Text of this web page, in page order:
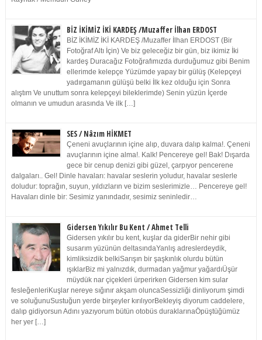
BİZ İKİMİZ İKİ KARDEŞ /Muzaffer İlhan ERDOST
BİZ İKİMİZ İKİ KARDEŞ /Muzaffer İlhan ERDOST (Bir
Fotoğraf Altı İçin) Ve biz geleceğiz bir gün, biz ikimiz İki
kardeş Duracağız Fotoğrafımızda durduğumuz gibi Benim
ellerimde kelepçe Yüzümde yapay bir gülüş (Kelepçeyi
yadırgamanın gülüşü belki İlk kez olduğu için Sonra
alıştım Ve unuttum sonra kelepçeyi bileklerimde) Senin yüzün İçerde
olmanın ve umudun arasında Ve ilk […]
SES / Nâzım HİKMET
Çeneni avuçlarının içine alıp, duvara dalıp kalma!. Çeneni
avuçlarının içine alma!. Kalk! Pencereye gel! Bak! Dışarda
gece bir cenup denizi gibi güzel, çarpıyor pencerene
dalgaları.. Gel! Dinle havaları: havalar seslerin yoludur, havalar seslerle
doludur: toprağın, suyun, yıldızların ve bizim seslerimizle… Pencereye gel!
Havaları dinle bir: Sesimiz yanındadır, sesimiz seninledir…
Gidersen Yıkılır Bu Kent / Ahmet Telli
Gidersen yıkılır bu kent, kuşlar da giderBir nehir gibi
susarım yüzünün deltasındaYanlış adreslerdeydik,
kimliksizdik belkiSarışın bir şaşkınlık olurdu bütün
ışıklarBiz mi yalnızdık, durmadan yağmur yağardıÜşür
müydük nar çiçekleri ürperirken Gidersen kim sular
fesleğenleriKuşlar nereye sığınır akşam oluncaSessizliği dinliyorum şimdi
ve soluğunuSustuğun yerde birşeyler kırılıyorBekleyiş diyorum caddelere,
dalıp gidiyorsun Adını yazıyorum bütün otobüs duraklarınaÖpüştüğümüz
her yer […]